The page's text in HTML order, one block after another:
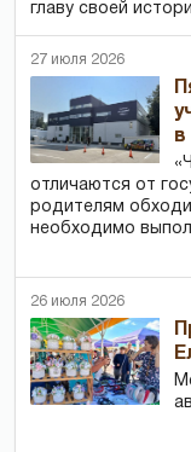
главу своей
27 июля 2026
в
отличаются от
родителям
необходимо
26 июля 2026